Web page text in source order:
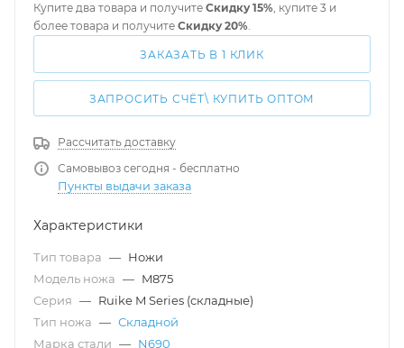
Купите два товара и получите Скидку 15%, купите 3 и
более товара и получите Скидку 20%.
ЗАКАЗАТЬ В 1 КЛИК
ЗАПРОСИТЬ СЧЁТ\ КУПИТЬ ОПТОМ
Рассчитать доставку
Самовывоз сегодня - бесплатно
Пункты выдачи заказа
Характеристики
Тип товара — Ножи
Модель ножа — M875
Серия — Ruike M Series (складные)
Тип ножа — Складной
Марка стали — N690